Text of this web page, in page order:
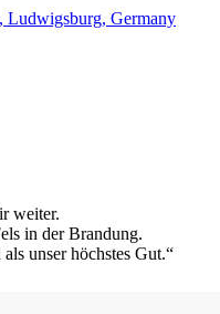
weiter.
in der Brandung.
unser höchstes Gut.“